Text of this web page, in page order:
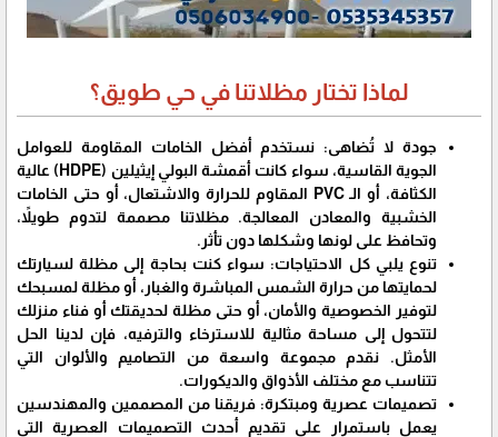
لماذا تختار مظلاتنا في حي طويق؟
جودة لا تُضاهى: نستخدم أفضل الخامات المقاومة للعوامل
الجوية القاسية، سواء كانت أقمشة البولي إيثيلين (HDPE) عالية
الكثافة، أو الـ PVC المقاوم للحرارة والاشتعال، أو حتى الخامات
الخشبية والمعادن المعالجة. مظلاتنا مصممة لتدوم طويلاً،
وتحافظ على لونها وشكلها دون تأثر.
تنوع يلبي كل الاحتياجات: سواء كنت بحاجة إلى مظلة لسيارتك
لحمايتها من حرارة الشمس المباشرة والغبار، أو مظلة لمسبحك
لتوفير الخصوصية والأمان، أو حتى مظلة لحديقتك أو فناء منزلك
لتتحول إلى مساحة مثالية للاسترخاء والترفيه، فإن لدينا الحل
الأمثل. نقدم مجموعة واسعة من التصاميم والألوان التي
تتناسب مع مختلف الأذواق والديكورات.
تصميمات عصرية ومبتكرة: فريقنا من المصممين والمهندسين
يعمل باستمرار على تقديم أحدث التصميمات العصرية التي